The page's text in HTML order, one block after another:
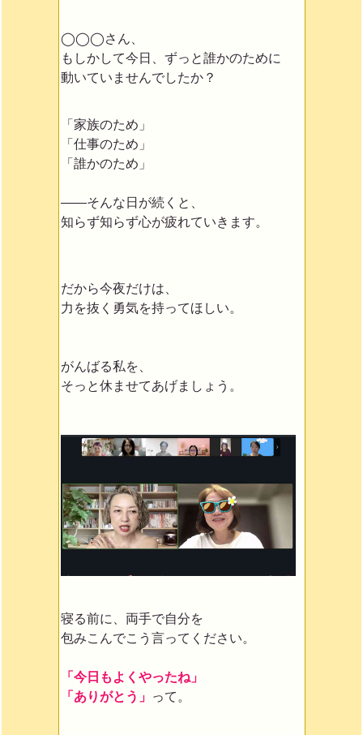
◯◯◯さん、
もしかして今日、ずっと誰かのために
動いていませんでしたか？
「家族のため」
「仕事のため」
「誰かのため」
——そんな日が続くと、
知らず知らず心が疲れていきます。
だから今夜だけは、
力を抜く勇気を持ってほしい。
がんばる私を、
そっと休ませてあげましょう。
寝る前に、両手で自分を
包みこんでこう言ってください。
「今日もよくやったね」
「ありがとう」 って。